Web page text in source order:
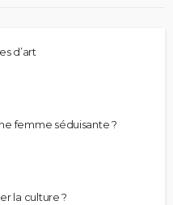
d’art
femme séduisante ?
la culture ?